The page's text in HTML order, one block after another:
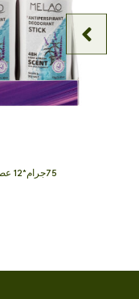
75جرام*12 عصا مزيل لرائحة العرق مضادة للتعرق